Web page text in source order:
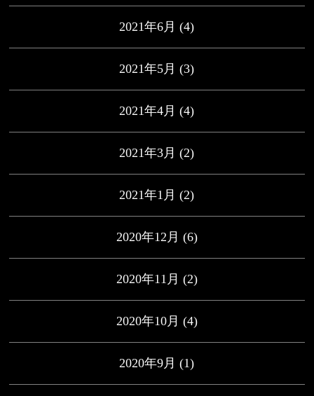
2021年6月 (4)
2021年5月 (3)
2021年4月 (4)
2021年3月 (2)
2021年1月 (2)
2020年12月 (6)
2020年11月 (2)
2020年10月 (4)
2020年9月 (1)